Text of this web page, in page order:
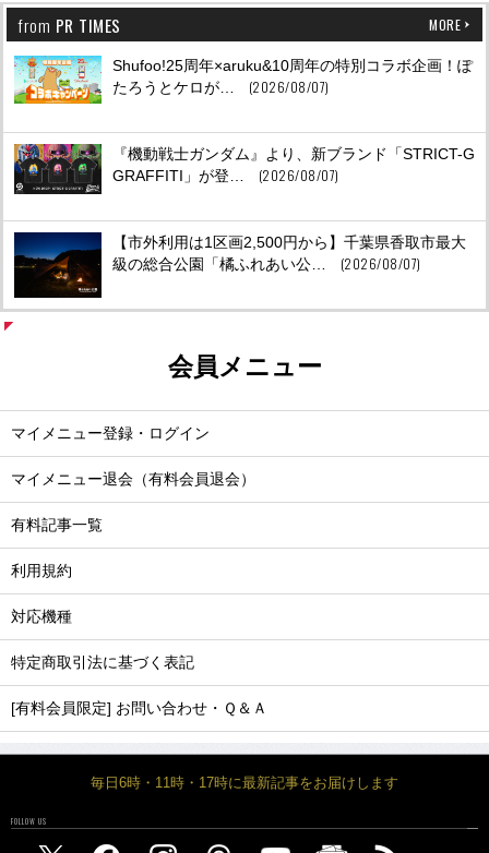
from PR TIMES MORE
Shufoo!25周年×aruku&10周年の特別コラボ企画！ぽ
たろうとケロが…
(2026/08/07)
『機動戦士ガンダム』より、新ブランド「STRICT-G
GRAFFITI」が登…
(2026/08/07)
【市外利用は1区画2,500円から】千葉県香取市最大
級の総合公園「橘ふれあい公…
(2026/08/07)
会員メニュー
マイメニュー登録・ログイン
マイメニュー退会（有料会員退会）
有料記事一覧
利用規約
対応機種
特定商取引法に基づく表記
[有料会員限定] お問い合わせ・Ｑ＆Ａ
毎日6時・11時・17時に最新記事をお届けします
FOLLOW US